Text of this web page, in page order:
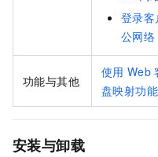
登录
公网络
功能与其他
使用 Web
盘映射功
安装与卸载